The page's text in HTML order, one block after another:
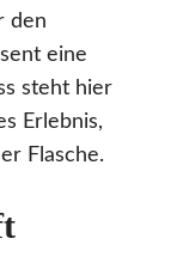
den
eine
steht hier
Erlebnis,
Flasche.